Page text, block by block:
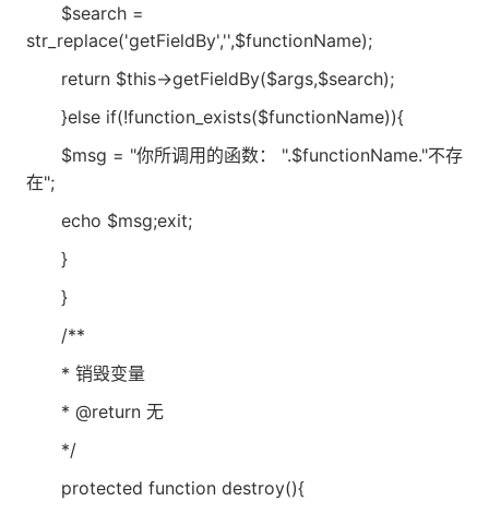
$search =
str_replace('getFieldBy','',$functionName);
return $this->getFieldBy($args,$search);
}else if(!function_exists($functionName)){
$msg = "你所调用的函数： ".$functionName."不存
在";
echo $msg;exit;
}
}
/**
* 销毁变量
* @return 无
*/
protected function destroy(){